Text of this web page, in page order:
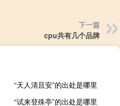
下一篇
cpu共有几个品牌
“天人清且安”的出处是哪里
“试来登殊亭”的出处是哪里